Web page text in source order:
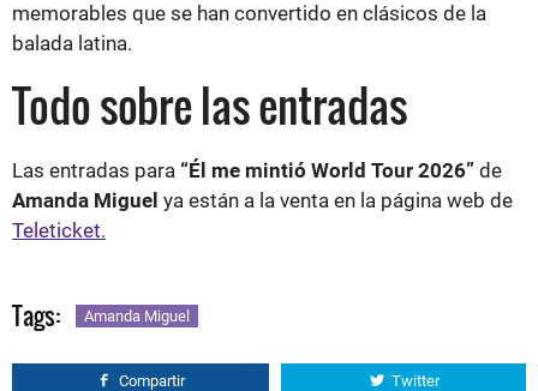
memorables que se han convertido en clásicos de la
balada latina.
Todo sobre las entradas
Las entradas para “Él me mintió World Tour 2026” de
Amanda Miguel ya están a la venta en la página web de
Teleticket.
Tags: Amanda Miguel
Compartir Twitter